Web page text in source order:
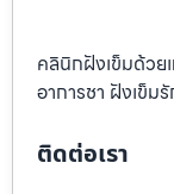
คลินิกฝังเข็มด้วย
อาการชา ฝังเข็ม
ติดต่อเรา